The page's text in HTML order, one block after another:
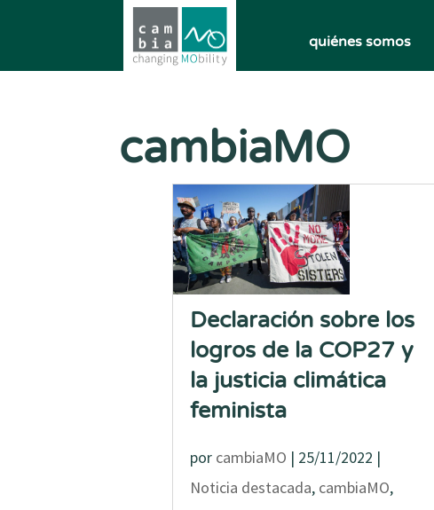
quiénes somos
cambiaMO
Declaración sobre los
logros de la COP27 y
la justicia climática
feminista
por cambiaMO | 25/11/2022 |
Noticia destacada, cambiaMO,